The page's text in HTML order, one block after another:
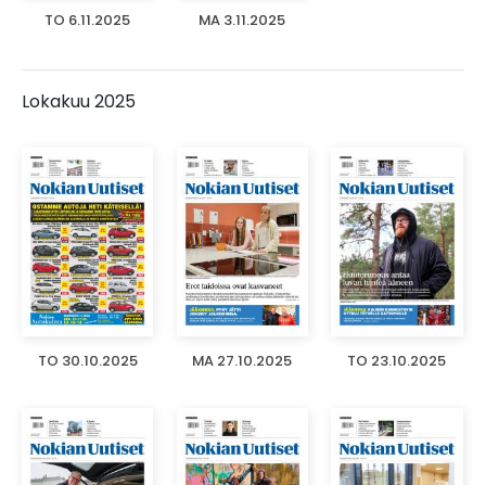
TO 6.11.2025 MA 3.11.2025
Lokakuu 2025
TO 30.10.2025 MA 27.10.2025 TO 23.10.2025